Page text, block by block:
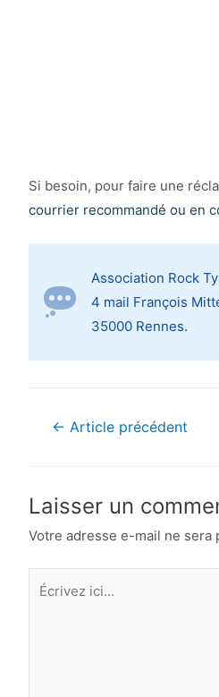
Si besoin, pour faire une
courrier recommandé ou en
Association Rock
4 mail François
35000 Rennes.
Navigation
← Article précédent
Laisser un
Votre adresse e-mail ne sera
Écrivez